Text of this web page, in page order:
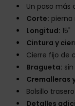
Un paso
Corte:
Longitud: 15"
Cintura y
Cierre fijo de
Bragueta:
Cremalleras
Bolsillo
Detalles